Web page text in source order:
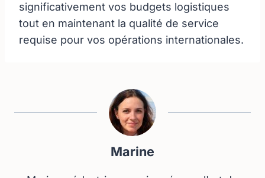
significativement vos budgets logistiques
tout en maintenant la qualité de service
requise pour vos opérations internationales.
Marine